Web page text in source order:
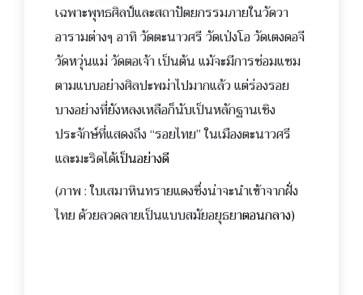
เฉพาะพุทธศิลป์และสถาปัตยกรรมภายในวัดวา
อารามต่างๆ อาทิ วัดตะนาวศรี วัดเป่งโอ วัดเตงดอจี
วัดหวุ่นแม่ วัดตอเจ้า เป็นต้น แม้จะมีการซ่อมแซม
ตามแบบอย่างศิลปะพม่าไปมากแล้ว แต่ร่องรอย
บางอย่างที่ยังหลงเหลือก็นับเป็นหลักฐานเชิง
ประจักษ์ที่แสดงถึง “รอยไทย” ในเมืองตะนาวศรี
และมะริดได้เป็นอย่างดี
(ภาพ : ใบเสมาหินทรายแดงซึ่งน่าจะนำเข้าจากฝั่ง
ไทย ด้วยลวดลายเป็นแบบสมัยอยุธยาตอนกลาง)